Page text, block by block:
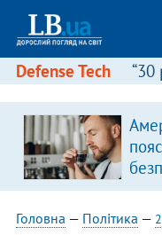
Defense Tech “30
Головна — Політика —